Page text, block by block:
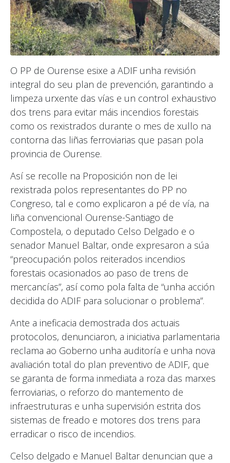
O PP de Ourense esixe a ADIF unha revisión
integral do seu plan de prevención, garantindo a
limpeza urxente das vías e un control exhaustivo
dos trens para evitar máis incendios forestais
como os rexistrados durante o mes de xullo na
contorna das liñas ferroviarias que pasan pola
provincia de Ourense.
Así se recolle na Proposición non de lei
rexistrada polos representantes do PP no
Congreso, tal e como explicaron a pé de vía, na
liña convencional Ourense-Santiago de
Compostela, o deputado Celso Delgado e o
senador Manuel Baltar, onde expresaron a súa
“preocupación polos reiterados incendios
forestais ocasionados ao paso de trens de
mercancías”, así como pola falta de “unha acción
decidida do ADIF para solucionar o problema”.
Ante a ineficacia demostrada dos actuais
protocolos, denunciaron, a iniciativa parlamentaria
reclama ao Goberno unha auditoría e unha nova
avaliación total do plan preventivo de ADIF, que
se garanta de forma inmediata a roza das marxes
ferroviarias, o reforzo do mantemento de
infraestruturas e unha supervisión estrita dos
sistemas de freado e motores dos trens para
erradicar o risco de incendios.
Celso delgado e Manuel Baltar denuncian que a